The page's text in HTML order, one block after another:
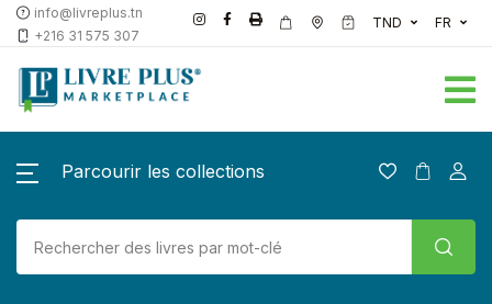
info@livreplus.tn
+216 31 575 307
TND FR
Parcourir les collections